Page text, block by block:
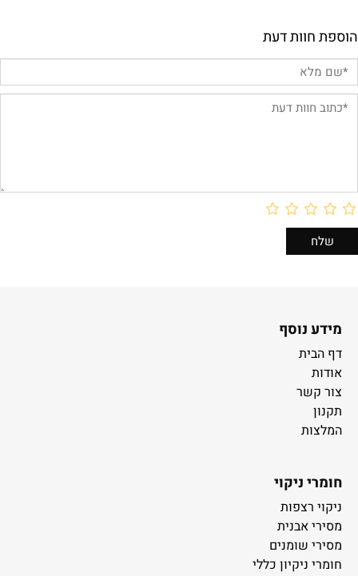
הוספת חוות דעת
מידע נוסף
דף הבית
אודות
צור קשר
תקנון
המלצות
חומרי ניקוי
ניקוי רצפות
מסירי אבנית
מסירי שומנים
חומרי ניקיון כללי